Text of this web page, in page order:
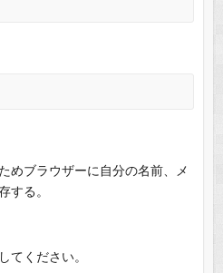
めブラウザーに自分の名前、メ
する。
てください。